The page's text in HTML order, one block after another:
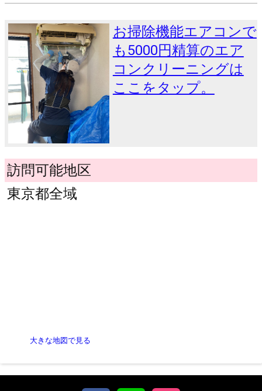
お掃除機能エアコンで
も5000円精算のエア
コンクリーニングは
ここをタップ。
訪問可能地区
東京都全域
大きな地図で見る